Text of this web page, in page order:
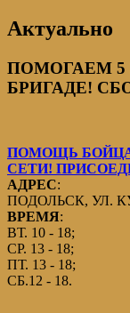
Актуально
ПОМОГАЕМ 5
БРИГАДЕ!
ПОМОЩЬ
СЕТИ!
АДРЕС:
ПОДОЛЬСК, УЛ.
ВРЕМЯ:
ВТ. 10 - 18;
СР. 13 - 18;
ПТ. 13 - 18;
СБ.12 - 18.